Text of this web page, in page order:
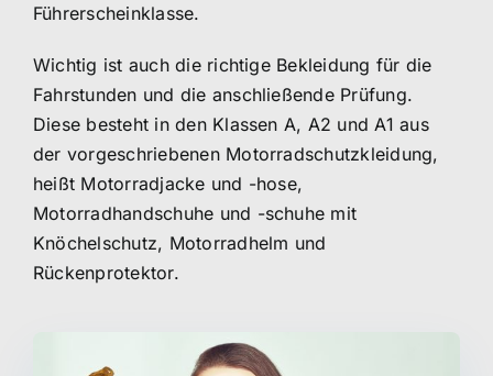
Führerscheinklasse.
Wichtig ist auch die richtige Bekleidung für die
Fahrstunden und die anschließende Prüfung.
Diese besteht in den Klassen A, A2 und A1 aus
der vorgeschriebenen Motorradschutzkleidung,
heißt Motorradjacke und -hose,
Motorradhandschuhe und -schuhe mit
Knöchelschutz, Motorradhelm und
Rückenprotektor.